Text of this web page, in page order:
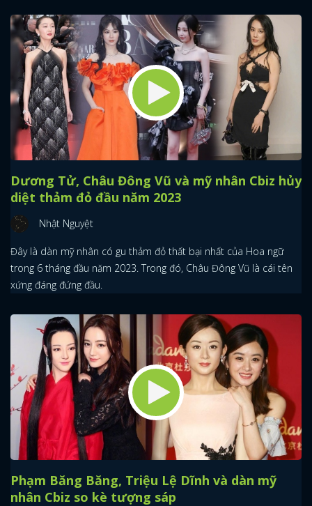
Dương Tử, Châu Đông Vũ và mỹ nhân Cbiz hủy
diệt thảm đỏ đầu năm 2023
Nhật Nguyệt
Đây là dàn mỹ nhân có gu thảm đỏ thất bại nhất của Hoa ngữ
trong 6 tháng đầu năm 2023. Trong đó, Châu Đông Vũ là cái tên
xứng đáng đứng đầu.
Phạm Băng Băng, Triệu Lệ Dĩnh và dàn mỹ
nhân Cbiz so kè tượng sáp